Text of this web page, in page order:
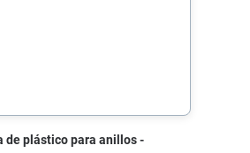
de plástico para anillos -